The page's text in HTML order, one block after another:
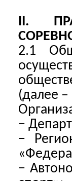
II.
2.1
(далее
−
−
−